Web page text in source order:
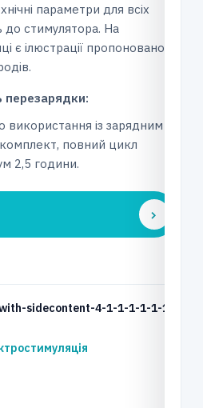
параметри для всіх
стимулятора. На
є ілюстрації пропонованого
перезарядки:
із зарядним
повний цикл
2,5 години.
sidecontent-4-1-1-1-1-1-1-